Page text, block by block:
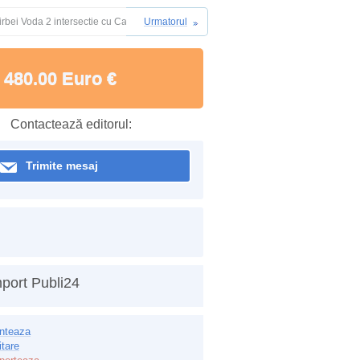
Urmatorul
Voda 2 intersectie cu Calea Victoriei
480.00 Euro €
Contactează editorul:
Trimite mesaj
Publi24